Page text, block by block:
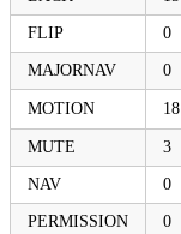
FLIP 0
MAJORNAV 0
MOTION 18
MUTE 3
NAV 0
PERMISSION 0